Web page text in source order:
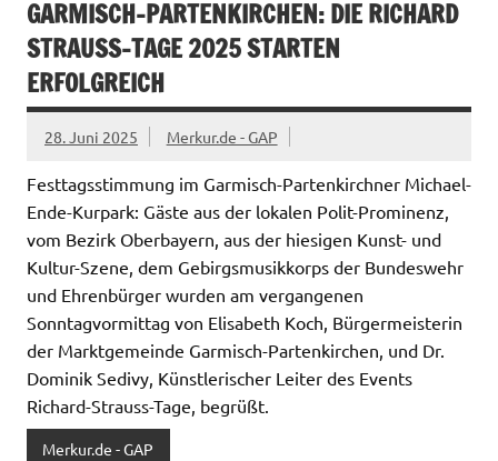
GARMISCH-PARTENKIRCHEN: DIE RICHARD
STRAUSS-TAGE 2025 STARTEN
ERFOLGREICH
28. Juni 2025 Merkur.de - GAP
Festtagsstimmung im Garmisch-Partenkirchner Michael-
Ende-Kurpark: Gäste aus der lokalen Polit-Prominenz,
vom Bezirk Oberbayern, aus der hiesigen Kunst- und
Kultur-Szene, dem Gebirgsmusikkorps der Bundeswehr
und Ehrenbürger wurden am vergangenen
Sonntagvormittag von Elisabeth Koch, Bürgermeisterin
der Marktgemeinde Garmisch-Partenkirchen, und Dr.
Dominik Sedivy, Künstlerischer Leiter des Events
Richard-Strauss-Tage, begrüßt.
Merkur.de - GAP